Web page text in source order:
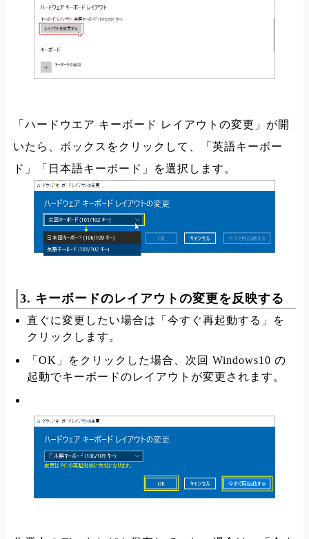
「ハードウエア キーボード レイアウトの変更」が開
いたら、ボックスをクリックして、「英語キーボー
ド」「日本語キーボード」を選択します。
3. キーボードのレイアウトの変更を反映する
直ぐに変更したい場合は「今すぐ再起動する」を
クリックします。
「OK」をクリックした場合、次回 Windows10 の
起動でキーボードのレイアウトが変更されます。